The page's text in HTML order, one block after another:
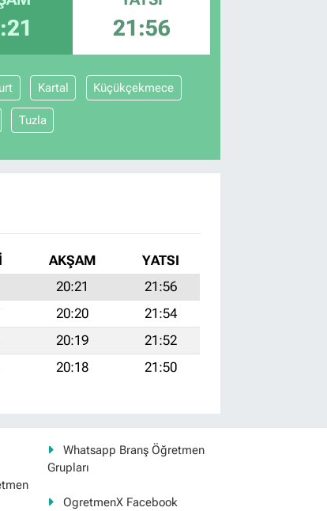
21:56
Kartal Küçükçekmece
Tuzla
AKŞAM
YATSI
20:21
21:56
20:20
21:54
20:19
21:52
20:18 21:50
Whatsapp Branş Öğretmen
Grupları
OgretmenX Facebook